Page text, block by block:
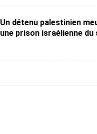
Un détenu palestinien
une prison israélienne du